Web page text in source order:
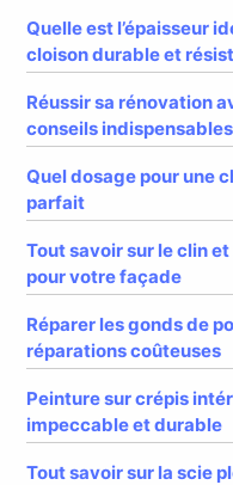
Quelle est l’épaisseur
cloison durable et
Réussir sa rénovation
conseils indispensables
Quel dosage pour une
parfait
Tout savoir sur le clin
pour votre façade
Réparer les gonds de
réparations coûteuses
Peinture sur crépis
impeccable et durable
Tout savoir sur la scie